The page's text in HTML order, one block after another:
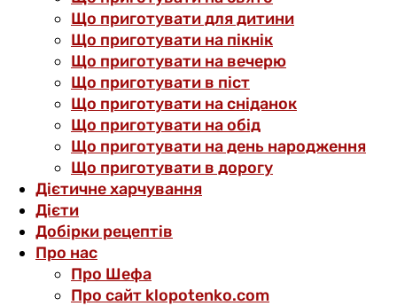
Що приготувати для дитини
Що приготувати на пікнік
Що приготувати на вечерю
Що приготувати в піст
Що приготувати на сніданок
Що приготувати на обід
Що приготувати на день народження
Що приготувати в дорогу
Дієтичне харчування
Дієти
Добірки рецептів
Про нас
Про Шефа
Про сайт klopotenko.com